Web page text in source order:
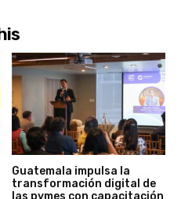
Guatemala impulsa la
transformación digital de
las pymes con capacitación